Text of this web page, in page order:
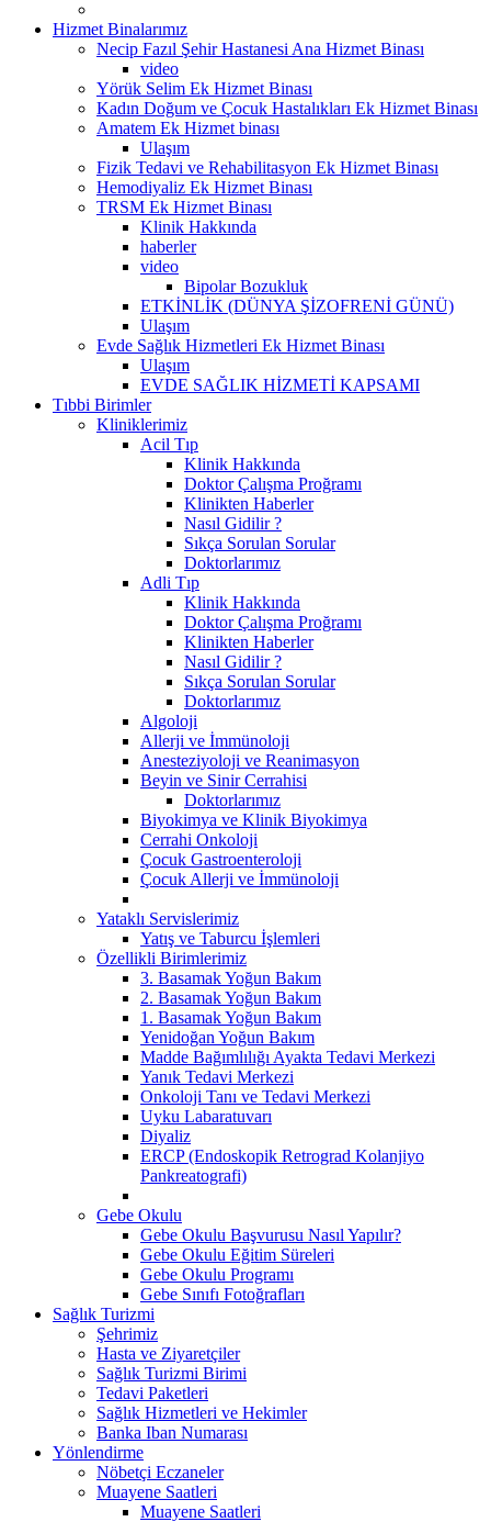
Hizmet Binalarımız
Necip Fazıl Şehir Hastanesi Ana Hizmet Binası
video
Yörük Selim Ek Hizmet Binası
Kadın Doğum ve Çocuk Hastalıkları Ek Hizmet Binası
Amatem Ek Hizmet binası
Ulaşım
Fizik Tedavi ve Rehabilitasyon Ek Hizmet Binası
Hemodiyaliz Ek Hizmet Binası
TRSM Ek Hizmet Binası
Klinik Hakkında
haberler
video
Bipolar Bozukluk
ETKİNLİK (DÜNYA ŞİZOFRENİ GÜNÜ)
Ulaşım
Evde Sağlık Hizmetleri Ek Hizmet Binası
Ulaşım
EVDE SAĞLIK HİZMETİ KAPSAMI
Tıbbi Birimler
Kliniklerimiz
Acil Tıp
Klinik Hakkında
Doktor Çalışma Proğramı
Klinikten Haberler
Nasıl Gidilir ?
Sıkça Sorulan Sorular
Doktorlarımız
Adli Tıp
Klinik Hakkında
Doktor Çalışma Proğramı
Klinikten Haberler
Nasıl Gidilir ?
Sıkça Sorulan Sorular
Doktorlarımız
Algoloji
Allerji ve İmmünoloji
Anesteziyoloji ve Reanimasyon
Beyin ve Sinir Cerrahisi
Doktorlarımız
Biyokimya ve Klinik Biyokimya
Cerrahi Onkoloji
Çocuk Gastroenteroloji
Çocuk Allerji ve İmmünoloji
Yataklı Servislerimiz
Yatış ve Taburcu İşlemleri
Özellikli Birimlerimiz
3. Basamak Yoğun Bakım
2. Basamak Yoğun Bakım
1. Basamak Yoğun Bakım
Yenidoğan Yoğun Bakım
Madde Bağımlılığı Ayakta Tedavi Merkezi
Yanık Tedavi Merkezi
Onkoloji Tanı ve Tedavi Merkezi
Uyku Labaratuvarı
Diyaliz
ERCP (Endoskopik Retrograd Kolanjiyo
Pankreatografi)
Gebe Okulu
Gebe Okulu Başvurusu Nasıl Yapılır?
Gebe Okulu Eğitim Süreleri
Gebe Okulu Programı
Gebe Sınıfı Fotoğrafları
Sağlık Turizmi
Şehrimiz
Hasta ve Ziyaretçiler
Sağlık Turizmi Birimi
Tedavi Paketleri
Sağlık Hizmetleri ve Hekimler
Banka Iban Numarası
Yönlendirme
Nöbetçi Eczaneler
Muayene Saatleri
Muayene Saatleri